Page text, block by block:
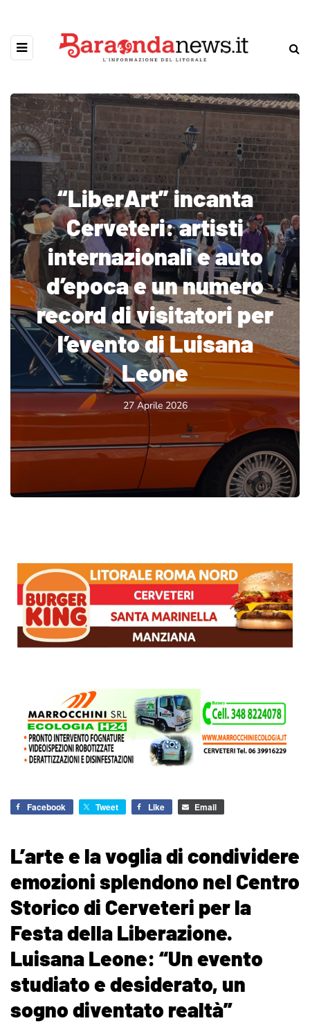
“LiberArt” incanta
Cerveteri: artisti
internazionali e auto
d’epoca e un numero
record di visitatori per
l’evento di Luisana
Leone
27 Aprile 2026
Facebook Tweet Like Email
L’arte e la voglia di condividere
emozioni splendono nel Centro
Storico di Cerveteri per la
Festa della Liberazione.
Luisana Leone: “Un evento
studiato e desiderato, un
sogno diventato realtà”